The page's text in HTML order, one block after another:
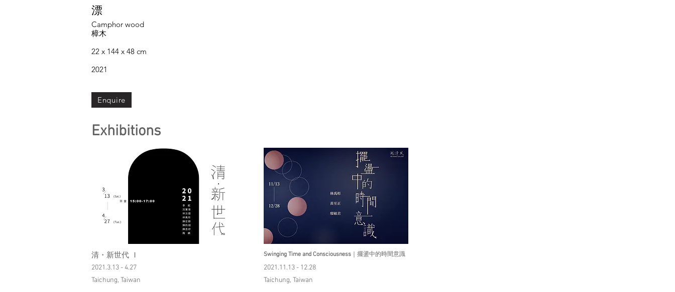
漂
Camphor wood
樟木
22 x 144 x 48 cm
2021
Enquire
Exhibitions
​清・新世代 Ｉ
2021.3.13 - 4.27
Taichung, Taiwan
Swinging Time and Consciousness ｜擺盪中的時間意識
2021.11.13 - 12.28
Taichung, Taiwan